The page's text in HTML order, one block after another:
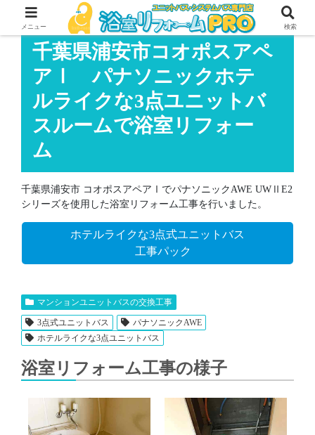
千葉県浦安市コオポスアペ
アⅠ パナソニックホテ
ルライクな3点ユニットバ
スルームで浴室リフォー
ム
千葉県浦安市 コオポスアペアⅠでパナソニックAWE UWⅡE2
シリーズを使用した浴室リフォーム工事を行いました。
ホテルライクな3点式ユニットバス
工事パック
マンションユニットバスの交換工事
3点式ユニットバス
パナソニックAWE
ホテルライクな3点ユニットバス
浴室リフォーム工事の様子
メニュー 検索